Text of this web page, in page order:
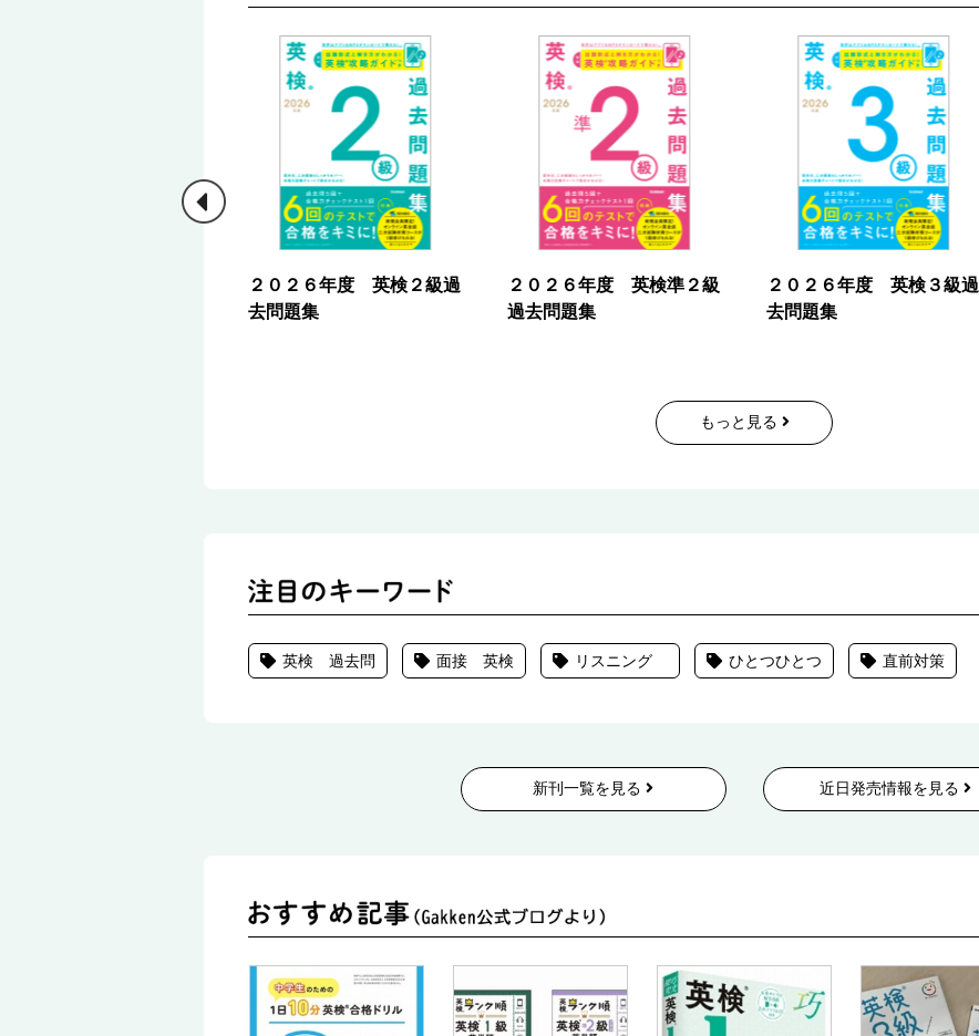
２０２６年度 英検２級過
去問題集
２０２６年度 英検準２級
過去問題集
２０２６年度 英検３級過
去問題集
もっと見る
英検 過去問 面接 英検 リスニング ひとつひとつ 直前対策
新刊一覧を見る 近日発売情報を見る